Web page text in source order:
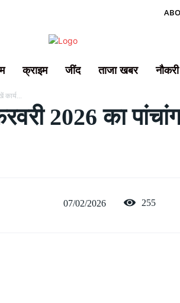
क्राइम जींद ताजा खबर नौकरी
कार्य...
2026 का
07/02/2026 255